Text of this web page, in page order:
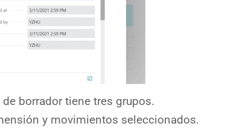
borrador tiene tres grupos.
y movimientos seleccionados.